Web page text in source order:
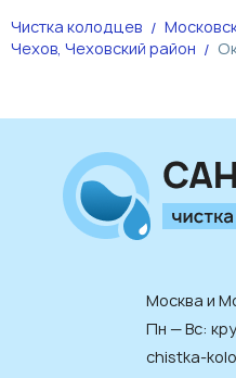
Чистка колодцев
Чехов, Чеховский район
Москва и
Пн — Вс:
chistka-